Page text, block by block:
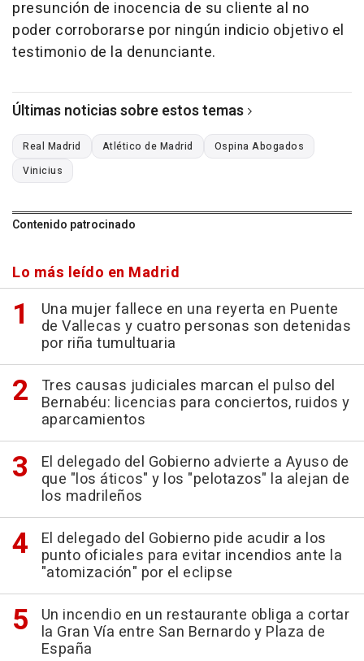
presunción de inocencia de su cliente al no
poder corroborarse por ningún indicio objetivo el
testimonio de la denunciante.
Últimas noticias sobre estos temas
Real Madrid Atlético de Madrid
Ospina Abogados
Vinicius
Contenido patrocinado
Lo más leído en Madrid
Una mujer fallece en una reyerta en Puente
de Vallecas y cuatro personas son detenidas
por riña tumultuaria
Tres causas judiciales marcan el pulso del
Bernabéu: licencias para conciertos, ruidos y
aparcamientos
El delegado del Gobierno advierte a Ayuso de
que "los áticos" y los "pelotazos" la alejan de
los madrileños
El delegado del Gobierno pide acudir a los
punto oficiales para evitar incendios ante la
"atomización" por el eclipse
Un incendio en un restaurante obliga a cortar
la Gran Vía entre San Bernardo y Plaza de
España